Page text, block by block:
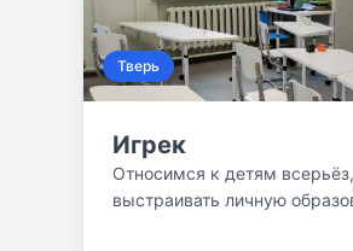
Тверь
Игрек
Относимся к детям
выстраивать личную